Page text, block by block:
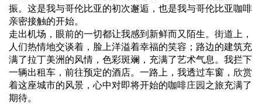
振。这是我与哥伦比亚的初次邂逅，也是我与哥伦比亚咖啡
亲密接触的开始。
走出机场，眼前的一切都让我感到新鲜而又陌生。街道上，
人们热情地交谈着，脸上洋溢着幸福的笑容；路边的建筑充
满了拉丁美洲的风情，色彩斑斓，充满了艺术气息。我拦下
一辆出租车，前往预定的酒店。一路上，我透过车窗，欣赏
着这座城市的风景，心中对即将开始的咖啡庄园之旅充满了
期待。